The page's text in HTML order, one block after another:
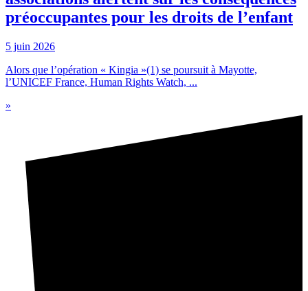
préoccupantes pour les droits de l’enfant
5 juin 2026
Alors que l’opération « Kingia »(1) se poursuit à Mayotte,
l’UNICEF France, Human Rights Watch, ...
»